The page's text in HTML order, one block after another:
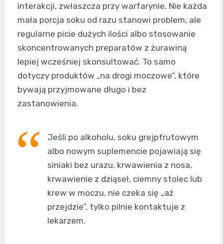
interakcji, zwłaszcza przy warfarynie. Nie każda
mała porcja soku od razu stanowi problem, ale
regularne picie dużych ilości albo stosowanie
skoncentrowanych preparatów z żurawiną
lepiej wcześniej skonsultować. To samo
dotyczy produktów „na drogi moczowe”, które
bywają przyjmowane długo i bez
zastanowienia.
Jeśli po alkoholu, soku grejpfrutowym
albo nowym suplemencie pojawiają się
siniaki bez urazu, krwawienia z nosa,
krwawienie z dziąseł, ciemny stolec lub
krew w moczu, nie czeka się „aż
przejdzie”, tylko pilnie kontaktuje z
lekarzem.